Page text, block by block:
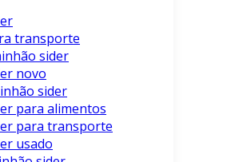
transporte
sider
novo
sider
para alimentos
para transporte
usado